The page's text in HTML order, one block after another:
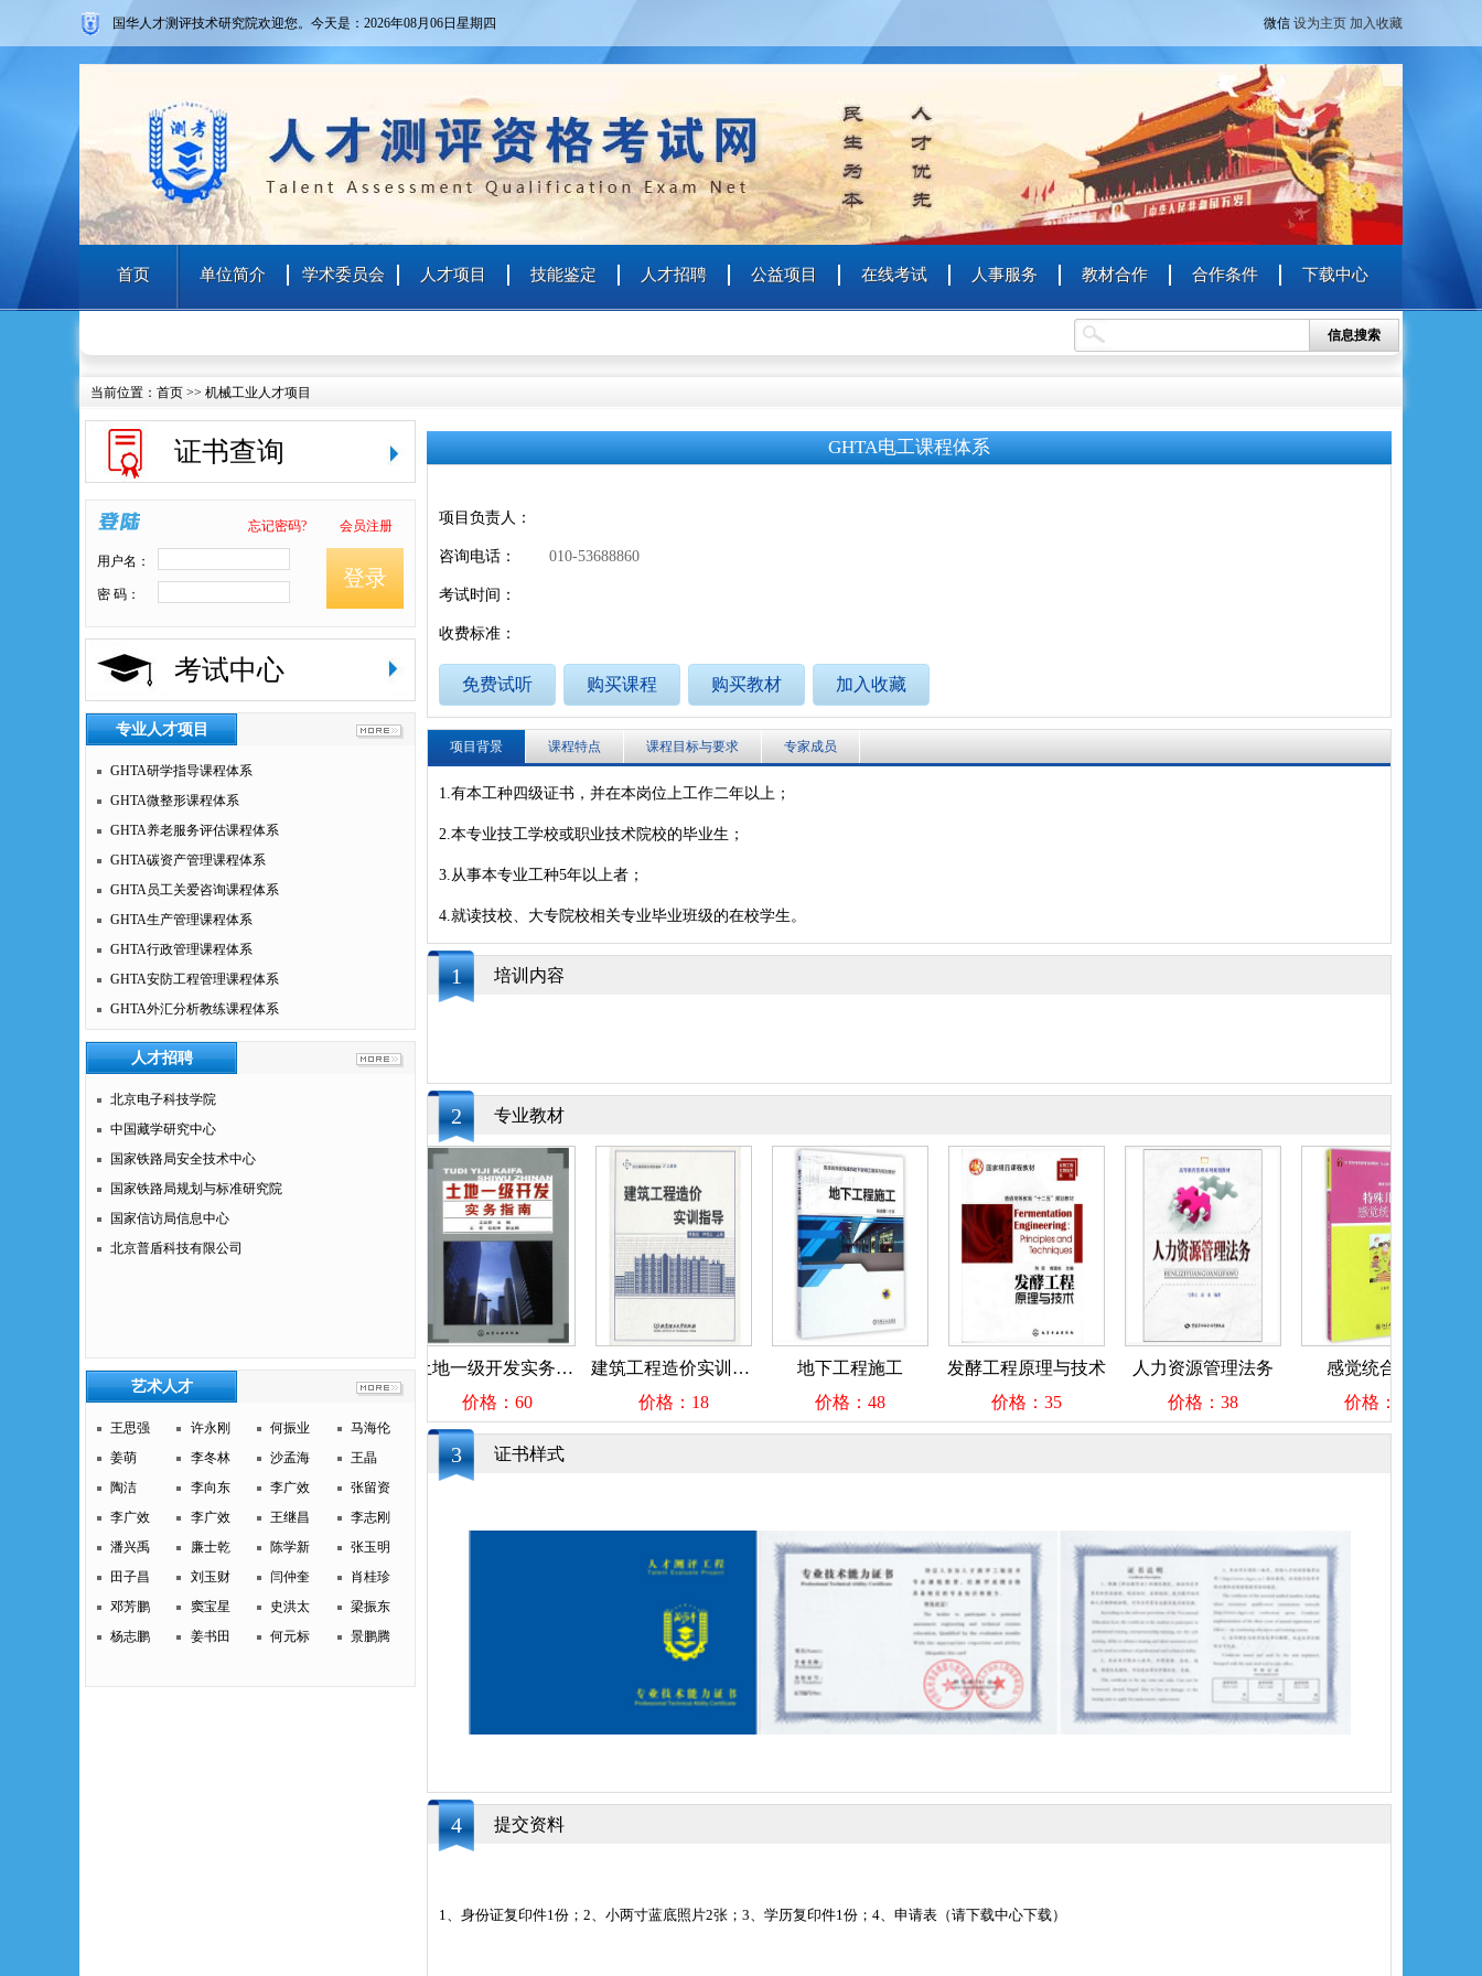
密 码
登录
密 码
确认密码
注册
国华人才测评技术研究院欢迎您。 今天是：2026年08月06日 星期四 微信 设为主页 加入收藏
首页 单位简介 学术委员会 人才项目 技能鉴定 人才招聘 公益项目 在线考试 人事服务 教材合作 合作条件 下载中心
信息搜索
当前位置： 首页 >> 机械工业人才项目
GHTA电工课程体系
项目负责人：
咨询电话： 010-53688860
考试时间：
收费标准：
免费试听 购买课程 购买教材 加入收藏
项目背景 课程特点 课程目标与要求 专家成员
1.有本工种四级证书，并在本岗位上工作二年以上；
2.本专业技工学校或职业技术院校的毕业生；
3.从事本专业工种5年以上者；
4.就读技校、大专院校相关专业毕业班级的在校学生。
1 培训内容
2 专业教材
电子商务师
价格：60
混凝土性能与检测技术
土地一级开发实务指南
价格：60
建筑工程造价实训指导
价格：18
地下工程施工
价格：48
发酵工程原理与技术
价格：35
人力资源管理法务
价格：38
感觉统合训练
价格：45
3 证书样式
4 提交资料
1、身份证复印件1份；2、小两寸蓝底照片2张；3、学历复印件1份；4、申请表（请下载中心下载）
证书查询
忘记密码? 会员注册
登录
用户名：
密 码：
考试中心
专业人才项目
GHTA研学指导课程体系
GHTA微整形课程体系
GHTA养老服务评估课程体系
GHTA碳资产管理课程体系
GHTA员工关爱咨询课程体系
GHTA生产管理课程体系
GHTA行政管理课程体系
GHTA安防工程管理课程体系
GHTA外汇分析教练课程体系
人才招聘
北京电子科技学院
中国藏学研究中心
国家铁路局安全技术中心
国家铁路局规划与标准研究院
国家信访局信息中心
北京普盾科技有限公司
艺术人才
王思强 许永刚 何振业
马海伦
姜萌
李冬林 沙孟海
王晶
陶洁
李向东 李广效
张留资
李广效
李广效 王继昌
李志刚
潘兴禹
廉士乾 陈学新
张玉明
田子昌
刘玉财 闫仲奎
肖桂珍
邓芳鹏
窦宝星 史洪太
梁振东
杨志鹏
姜书田 何元标 景鹏腾